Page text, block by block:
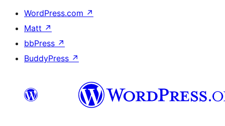
WordPress.com ↗
Matt ↗
bbPress ↗
BuddyPress ↗